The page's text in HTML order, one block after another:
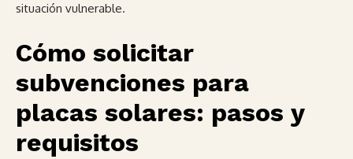
situación vulnerable.
Cómo solicitar
subvenciones para
placas solares: pasos y
requisitos